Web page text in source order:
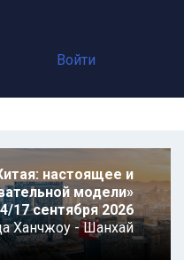
Войти
настоящее и
модели»
17 сентября 2026
Ханчжоу - Шанхай